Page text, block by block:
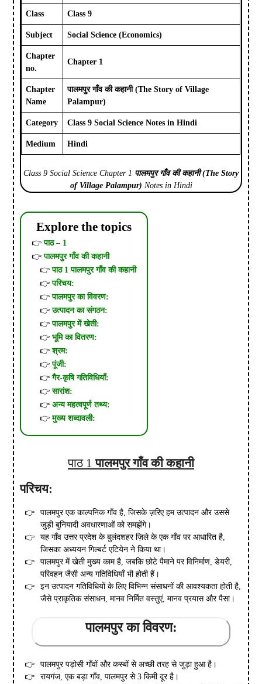
Class Class 9
Subject Social Science (Economics)
Chapter
no.
Chapter 1
Chapter
Name
पालमपुर गाँव की कहानी(The Story of Village
Palampur)
Category Class 9 Social Science Notes in Hindi
Medium Hindi
Class 9 Social Science Chapter 1 पालमपुर गाँव की कहानी(The Story
of Village Palampur) Notes in Hindi
Explore the topics
पाठ – 1
पालमपुर गाँव की कहानी
पाठ 1 पालमपुर गाँव की कहानी
परिचय:
पालमपुर का विवरण:
उत्पादन का संगठन:
पालमपुर में खेती:
भूमि का वितरण:
श्रम:
पूंजी:
गैर-कृषि गतिविधियाँ:
सारांश:
अन्य महत्वपूर्ण तथ्य:
मुख्य शब्दावली:
पाठ 1पालमपुर गाँव की कहानी
परिचय:
पालमपुर एक काल्पनिक गाँव है, जिसके ज़रिए हम उत्पादन और उससे
जुड़ी बुनियादी अवधारणाओं को समझेंगे।
यह गाँव उत्तर प्रदेश के बुलंदशहर ज़िले के एक गाँव पर आधारित है,
जिसका अध्ययन गिल्बर्ट एटियेन ने किया था।
पालमपुर में खेती मुख्य काम है, जबकि छोटे पैमाने पर विनिर्माण, डेयरी,
परिवहन जैसी अन्य गतिविधियाँ भी होती हैं।
इन उत्पादन गतिविधियों के लिए विभिन्न संसाधनों की आवश्यकता होती है,
जैसे प्राकृतिक संसाधन, मानव निर्मित वस्तुएं, मानव प्रयास और पैसा।
पालमपुर का विवरण:
पालमपुर पड़ोसी गाँवों और कस्बों से अच्छी तरह से जुड़ा हुआ है।
रायगंज, एक बड़ा गाँव, पालमपुर से 3 किमी दूर है।